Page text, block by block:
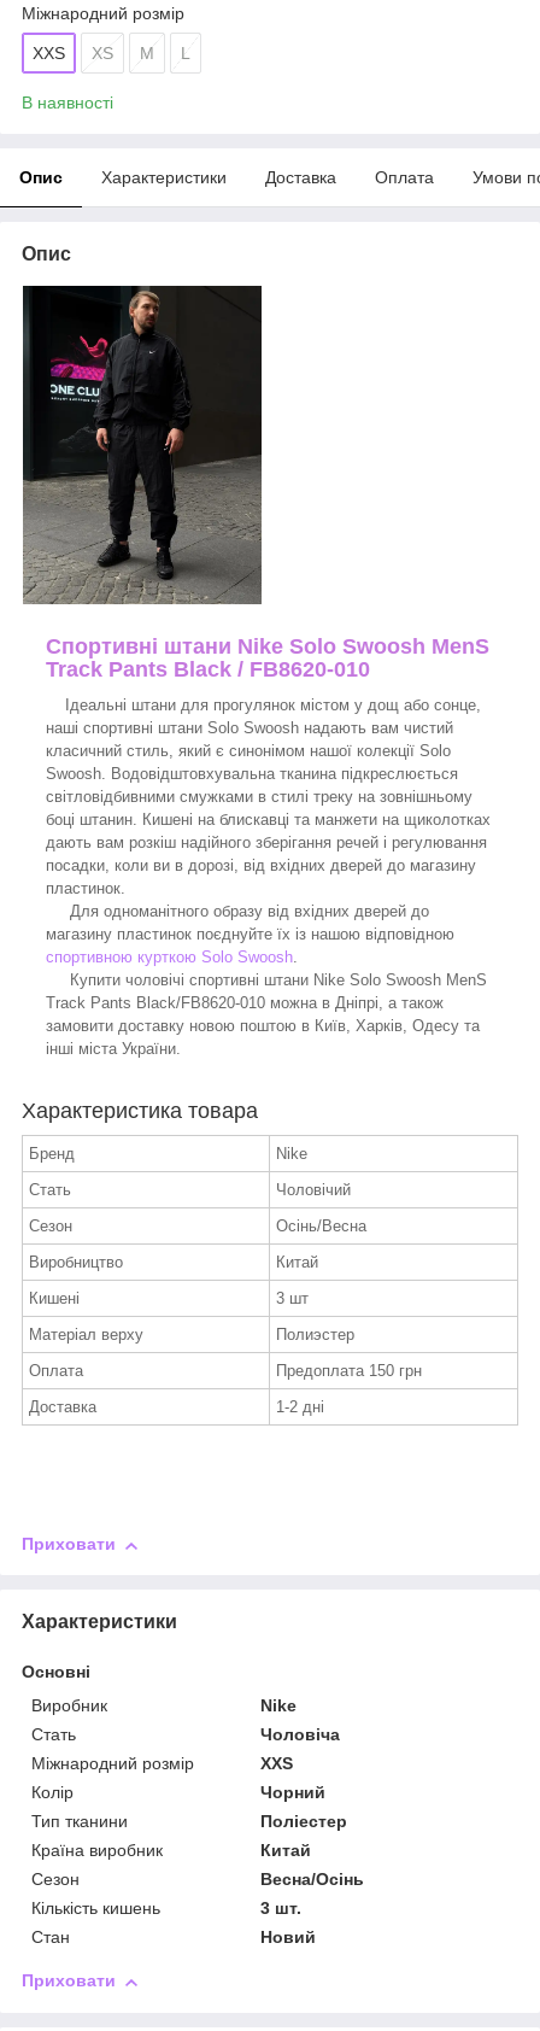
Міжнародний розмір
XXS XS M L
В наявності
Опис Характеристики Доставка Оплата Умови
Опис
Спортивні штани Nike Solo Swoosh MenS
Track Pants Black / FB8620-010
Ідеальні штани для прогулянок містом у дощ або сонце,
наші спортивні штани Solo Swoosh надають вам чистий
класичний стиль, який є синонімом нашої колекції Solo
Swoosh. Водовідштовхувальна тканина підкреслюється
світловідбивними смужками в стилі треку на зовнішньому
боці штанин. Кишені на блискавці та манжети на щиколотках
дають вам розкіш надійного зберігання речей і регулювання
посадки, коли ви в дорозі, від вхідних дверей до магазину
пластинок.
Для одноманітного образу від вхідних дверей до
магазину пластинок поєднуйте їх із нашою відповідною
спортивною курткою Solo Swoosh
Купити чоловічі спортивні штани Nike Solo Swoosh MenS
Track Pants Black/FB8620-010 можна в Дніпрі, а також
замовити доставку новою поштою в Київ, Харків, Одесу та
інші міста України.
Характеристика товара
Бренд
Nike
Стать
Чоловічий
Сезон
Осінь/Весна
Виробництво
Китай
Кишені
3 шт
Матеріал верху
Полиэстер
Оплата
Предоплата 150 грн
Доставка
1-2 дні
Приховати
Характеристики
Основні
Виробник
Nike
Стать
Чоловіча
Міжнародний розмір
XXS
Колір
Чорний
Тип тканини
Поліестер
Країна виробник
Китай
Сезон
Весна/Осінь
Кількість кишень
3 шт.
Стан
Новий
Приховати